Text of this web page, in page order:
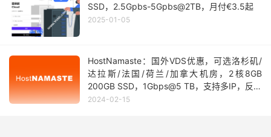
SSD，2.5Gpbs-5Gpbs@2TB，月付€3.5起
2025-01-05
HostNamaste：国外VDS优惠，可选洛杉矶/
达拉斯/法国/荷兰/加拿大机房，2核8GB
200GB SSD，1Gbps@5 TB，支持多IP，反向
DNS，月付23美元起
2024-02-15